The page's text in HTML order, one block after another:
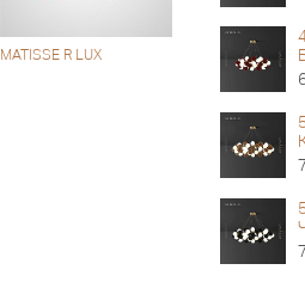
MATISSE R LUX